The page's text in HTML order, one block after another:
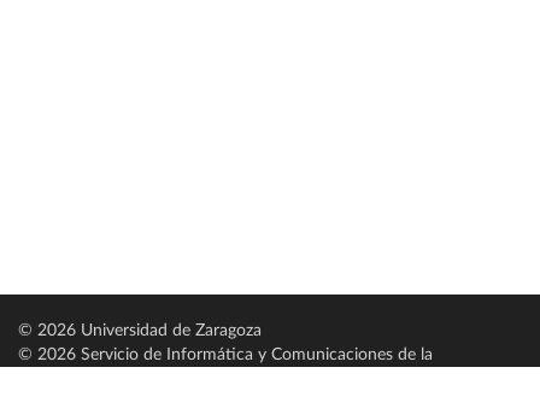
© 2026 Universidad de Zaragoza
© 2026 Servicio de Informática y Comunicaciones de la